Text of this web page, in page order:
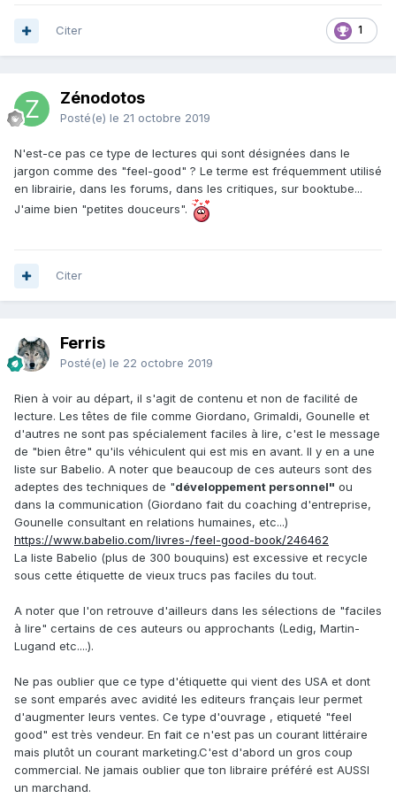
1
Citer
Zénodotos
Posté(e) le 21 octobre 2019
N'est-ce pas ce type de lectures qui sont désignées dans le
jargon comme des "feel-good" ? Le terme est fréquemment utilisé
en librairie, dans les forums, dans les critiques, sur booktube...
J'aime bien "petites douceurs".
Citer
Ferris
Posté(e) le 22 octobre 2019
Rien à voir au départ, il s'agit de contenu et non de facilité de
lecture. Les têtes de file comme Giordano, Grimaldi, Gounelle et
d'autres ne sont pas spécialement faciles à lire, c'est le message
de "bien être" qu'ils véhiculent qui est mis en avant. Il y en a une
liste sur Babelio. A noter que beaucoup de ces auteurs sont des
adeptes des techniques de "développement personnel" ou
dans la communication (Giordano fait du coaching d'entreprise,
Gounelle consultant en relations humaines, etc...)
https://www.babelio.com/livres-/feel-good-book/246462
La liste Babelio (plus de 300 bouquins) est excessive et recycle
sous cette étiquette de vieux trucs pas faciles du tout.
A noter que l'on retrouve d'ailleurs dans les sélections de "faciles
à lire" certains de ces auteurs ou approchants (Ledig, Martin-
Lugand etc....).
Ne pas oublier que ce type d'étiquette qui vient des USA et dont
se sont emparés avec avidité les editeurs français leur permet
d'augmenter leurs ventes. Ce type d'ouvrage , etiqueté "feel
good" est très vendeur. En fait ce n'est pas un courant littéraire
mais plutôt un courant marketing.C'est d'abord un gros coup
commercial. Ne jamais oublier que ton libraire préféré est AUSSI
un marchand.